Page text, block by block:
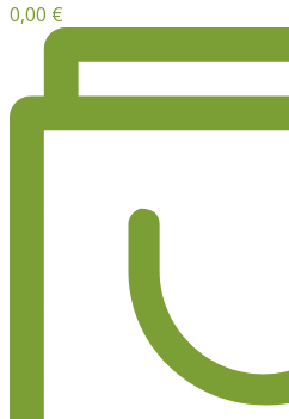
0,00 €